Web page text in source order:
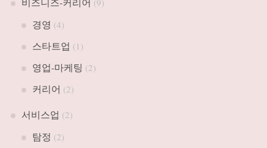
(9)
경영 (4)
스타트업 (1)
영업-마케팅 (2)
커리어 (2)
서비스업 (2)
탐정 (2)